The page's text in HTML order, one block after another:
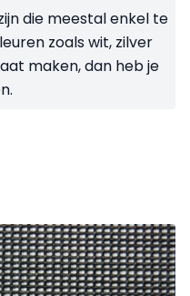
die meestal enkel te
zoals wit, zilver
maken, dan heb je